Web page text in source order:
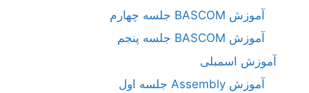
آموزش BASCOM جلسه چهارم
آموزش BASCOM جلسه پنجم
آموزش اسمبلی
آموزش Assembly جلسه اول